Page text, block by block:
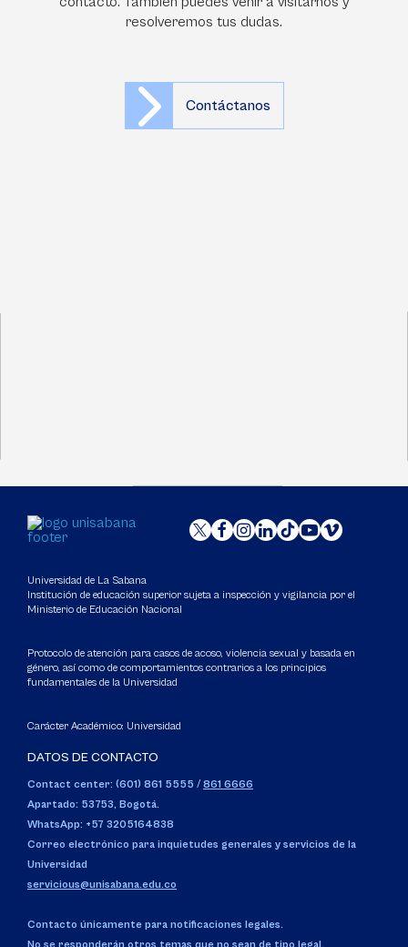
resolveremos tus dudas.
Contáctanos
Universidad de La Sabana
Institución de educación superior sujeta a inspección y vigilancia por el
Ministerio de Educación Nacional
Protocolo de atención para casos de acoso, violencia sexual y basada en
género, así como de comportamientos contrarios a los principios
fundamentales de la Universidad
Carácter Académico: Universidad
DATOS DE CONTACTO
Contact center: (601) 861 5555 / 861 6666
Apartado: 53753, Bogotá.
WhatsApp: +57 3205164838
Correo electrónico para inquietudes generales y servicios de la
Universidad
servicious@unisabana.edu.co
Contacto únicamente para notificaciones legales.